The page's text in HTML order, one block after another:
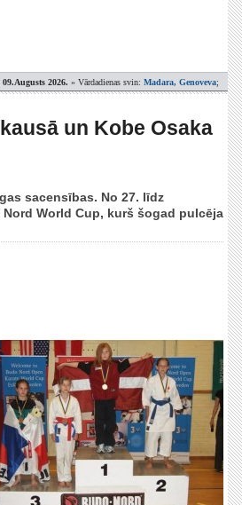
2026. » Vārdadienas svin: Madara, Genoveva;
un Kobe Osaka
sacensības. No 27. līdz
World Cup, kurš šogad pulcēja